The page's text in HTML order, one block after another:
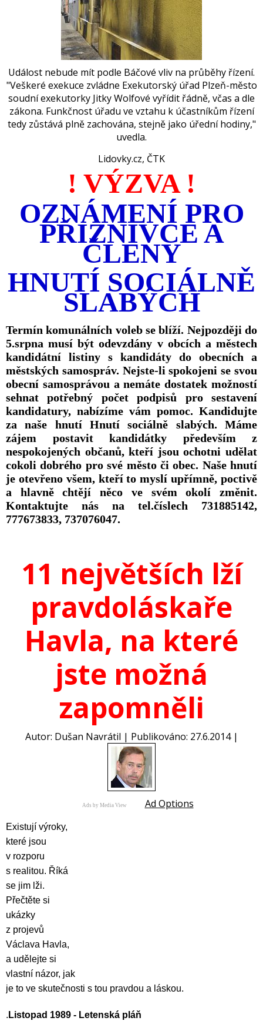
Událost nebude mít podle Báčové vliv na průběhy řízení.
"Veškeré exekuce zvládne Exekutorský úřad Plzeň-město
soudní exekutorky Jitky Wolfové vyřídit řádně, včas a dle
zákona. Funkčnost úřadu ve vztahu k účastníkům řízení
tedy zůstává plně zachována, stejně jako úřední hodiny,"
uvedla.
Lidovky.cz, ČTK
! VÝZVA !
OZNÁMENÍ PRO
PŘIZNIVCE A
ČLENY
HNUTÍ SOCIÁLNĚ
SLABÝCH
Termín komunálních voleb se blíží. Nejpozději do
5.srpna musí být odevzdány v obcích a městech
kandidátní listiny s kandidáty do obecních a
městských samospráv. Nejste-li spokojeni se svou
obecní samosprávou a nemáte dostatek možností
sehnat potřebný počet podpisů pro sestavení
kandidatury, nabízíme vám pomoc. Kandidujte
za naše hnutí Hnutí sociálně slabých. Máme
zájem postavit kandidátky především z
nespokojených občanů, kteří jsou ochotni udělat
cokoli dobrého pro své město či obec. Naše hnutí
je otevřeno všem, kteří to myslí upřímně, poctivě
a hlavně chtějí něco ve svém okolí změnit.
Kontaktujte nás na tel.číslech 731885142,
777673833, 737076047.
11 největších lží
pravdoláskaře
Havla, na které
jste možná
zapomněli
Autor: Dušan Navrátil | Publikováno: 27.6.2014 |
Ads by Media View Ad Options
Existují výroky,
které jsou
v rozporu
s realitou. Říká
se jim lži.
Přečtěte si
ukázky
z projevů
Václava Havla,
a udělejte si
vlastní názor, jak
je to ve skutečnosti s tou pravdou a láskou.
. Listopad 1989 - Letenská pláň